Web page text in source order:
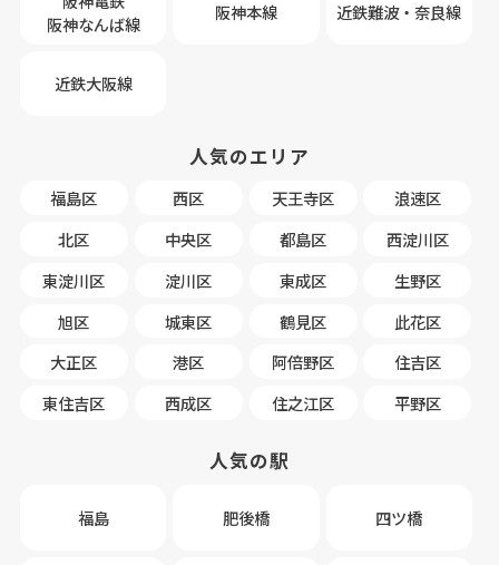
阪神なんば線
阪神本線 近鉄難波・奈良線
近鉄大阪線
人気のエリア
福島区 西区 天王寺区
浪速区
北区
中央区 都島区
西淀川区
東淀川区
淀川区 東成区
生野区
旭区
城東区 鶴見区
此花区
大正区
港区 阿倍野区
住吉区
東住吉区
西成区 住之江区 平野区
人気の駅
福島 肥後橋 四ツ橋